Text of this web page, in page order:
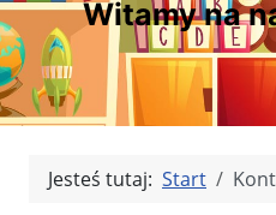
Witamy na
Jesteś tutaj: Start